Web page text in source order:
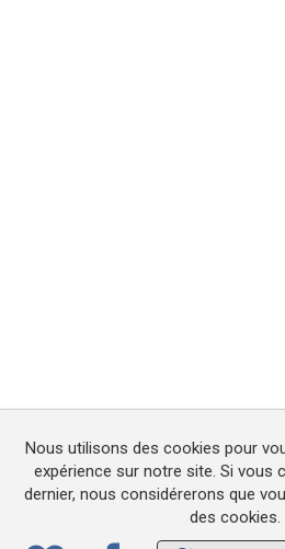
Nous utilisons des cookies pour
expérience sur notre site. Si vous
dernier, nous considérerons que
des cookies.